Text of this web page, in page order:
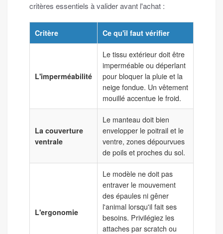
critères essentiels à valider avant l'achat :
Critère Ce qu'il faut vérifier
L'imperméabilité
Le tissu extérieur doit être
imperméable ou déperlant
pour bloquer la pluie et la
neige fondue. Un vêtement
mouillé accentue le froid.
La couverture
ventrale
Le manteau doit bien
envelopper le poitrail et le
ventre, zones dépourvues
de poils et proches du sol.
L'ergonomie
Le modèle ne doit pas
entraver le mouvement
des épaules ni gêner
l'animal lorsqu'il fait ses
besoins. Privilégiez les
attaches par scratch ou